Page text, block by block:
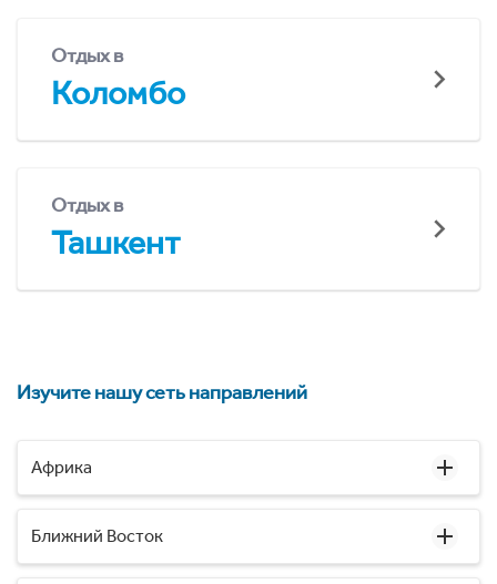
Отдых в
Коломбо
Отдых в
Ташкент
Изучите нашу сеть направлений
Африка
Ближний Восток